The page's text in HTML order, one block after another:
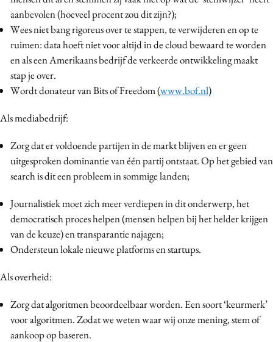
aanbevolen (hoeveel procent zou dit zijn?);
Wees niet bang rigoreus over te stappen, te verwijderen en op te
ruimen: data hoeft niet voor altijd in de cloud bewaard te worden
en als een Amerikaans bedrijf de verkeerde ontwikkeling maakt
stap je over.
Wordt donateur van Bits of Freedom (www.bof.nl)
Als mediabedrijf:
Zorg dat er voldoende partijen in de markt blijven en er geen
uitgesproken dominantie van één partij ontstaat. Op het gebied van
search is dit een probleem in sommige landen;
Journalistiek moet zich meer verdiepen in dit onderwerp, het
democratisch proces helpen (mensen helpen bij het helder krijgen
van de keuze) en transparantie najagen;
Ondersteun lokale nieuwe platforms en startups.
Als overheid:
Zorg dat algoritmen beoordeelbaar worden. Een soort ‘keurmerk’
voor algoritmen. Zodat we weten waar wij onze mening, stem of
aankoop op baseren.